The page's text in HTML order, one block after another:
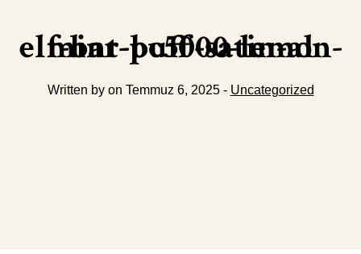
elf-bar-bc5000-lemon-mint-puff-satin-al
Written by on Temmuz 6, 2025 - Uncategorized